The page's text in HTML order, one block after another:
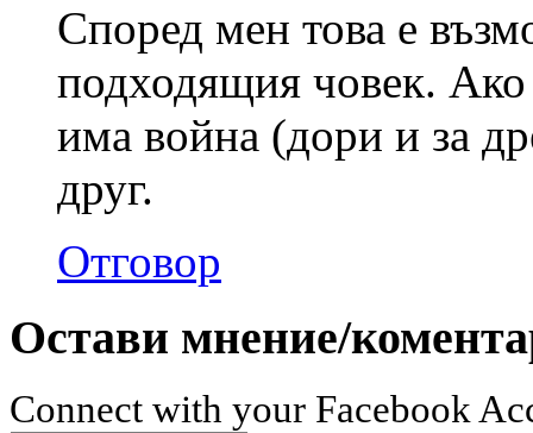
Според мен това е
подходящия човек. Ако
има война (дори и за
друг.
Отговор
Остави мнение/
Connect with your Facebook